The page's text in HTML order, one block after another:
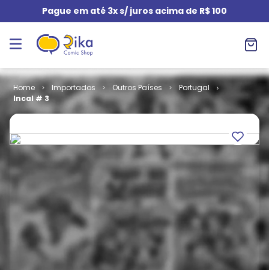
Pague em até 3x s/ juros acima de R$ 100
Importados Outros Países
Portugal
Incal # 3